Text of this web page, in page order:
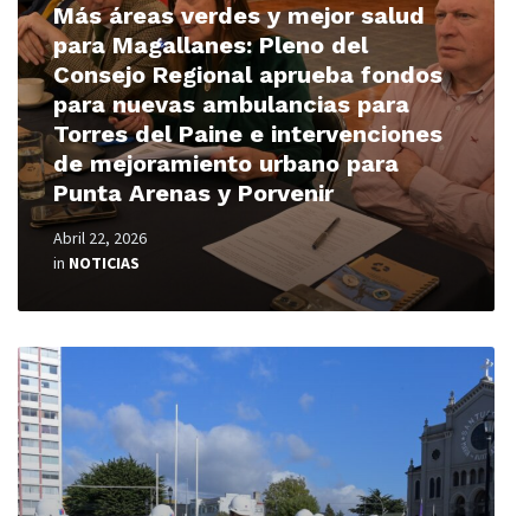
Más áreas verdes y mejor salud
para Magallanes: Pleno del
Consejo Regional aprueba fondos
para nuevas ambulancias para
Torres del Paine e intervenciones
de mejoramiento urbano para
Punta Arenas y Porvenir
Abril 22, 2026
in NOTICIAS
Read
More